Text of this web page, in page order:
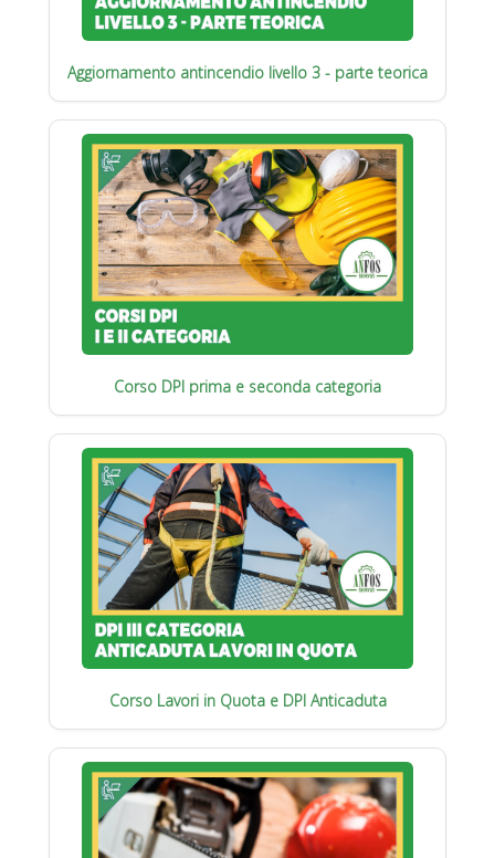
Aggiornamento antincendio livello 3 - parte teorica
Corso DPI prima e seconda categoria
Corso Lavori in Quota e DPI Anticaduta